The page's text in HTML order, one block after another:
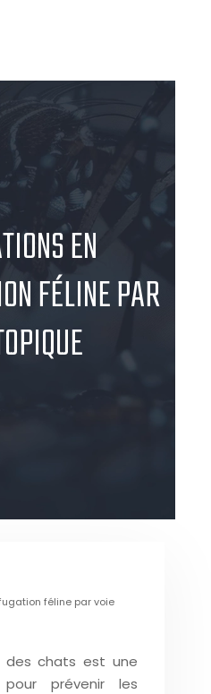
EN
FÉLINE PAR
féline par voie
des chats est une
prévenir les